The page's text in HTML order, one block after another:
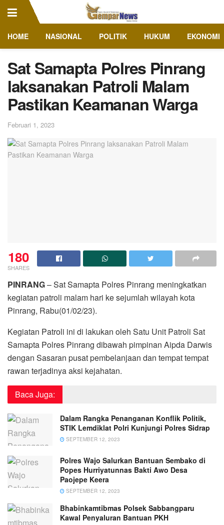
HOME NASIONAL POLITIK HUKUM EKONOMI
Sat Samapta Polres Pinrang
laksanakan Patroli Malam
Pastikan Keamanan Warga
Februari 1, 2023
180
SHARES
PINRANG– Sat Samapta Polres Pinrang meningkatkan
kegiatan patroli malam hari ke sejumlah wilayah kota
Pinrang, Rabu(01/02/23).
Kegiatan Patroli ini di lakukan oleh Satu Unit Patroli Sat
Samapta Polres Pinrang dibawah pimpinan Aipda Darwis
dengan Sasaran pusat pembelanjaan dan tempat tempat
rawan terjadinya aksi kejahatan.
Baca Juga:
Dalam Rangka Penanganan Konflik Politik,
STIK Lemdiklat Polri Kunjungi Polres Sidrap
SEPTEMBER 12, 2023
Polres Wajo Salurkan Bantuan Sembako di
Popes Hurriyatunnas Bakti Awo Desa
Paojepe Keera
SEPTEMBER 12, 2023
Bhabinkamtibmas Polsek Sabbangparu
Kawal Penyaluran Bantuan PKH